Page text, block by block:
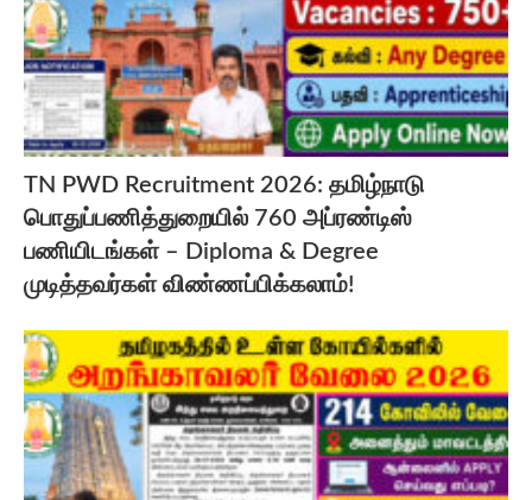
TN PWD Recruitment 2026: தமிழ்நாடு
பொதுப்பணித்துறையில் 760 அப்ரண்டிஸ்
பணியிடங்கள் – Diploma & Degree
முடித்தவர்கள் விண்ணப்பிக்கலாம்!